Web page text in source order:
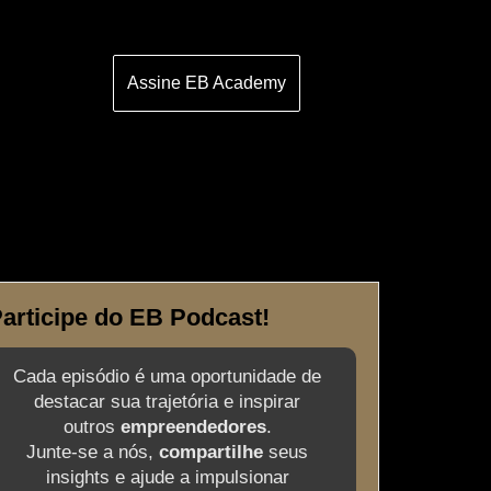
Assine EB Academy
do EB Podcast!
Cada episódio é uma oportunidade de
destacar sua trajetória e inspirar
outros empreendedores.
Junte-se a nós,compartilhe seus
insights e ajude a impulsionar